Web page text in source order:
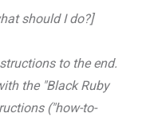
should I do?]
to the end.
the "Black Ruby
("how-to-